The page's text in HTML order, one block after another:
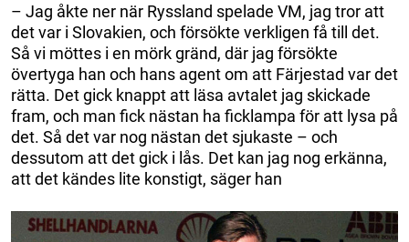
– Jag åkte ner när Ryssland spelade VM, jag tror att
det var i Slovakien, och försökte verkligen få till det.
Så vi möttes i en mörk gränd, där jag försökte
övertyga han och hans agent om att Färjestad var det
rätta. Det gick knappt att läsa avtalet jag skickade
fram, och man fick nästan ha ficklampa för att lysa på
det. Så det var nog nästan det sjukaste – och
dessutom att det gick i lås. Det kan jag nog erkänna,
att det kändes lite konstigt, säger han